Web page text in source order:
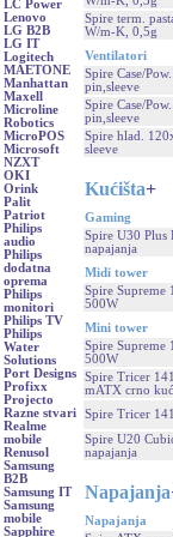
LC Power
Lenovo
LG B2B
LG IT
Logitech
MAETONE
Manhattan
Maxell
Microline
Robotics
MicroPOS
Microsoft
NZXT
OKI
Orink
Palit
Patriot
Philips
audio
Philips
dodatna
oprema
Philips
monitori
Philips TV
Philips
Water
Solutions
Port Designs
Profixx
Projecto
Razne stvari
Realme
mobile
Renusol
Samsung
B2B
Samsung IT
Samsung
mobile
Sapphire
Spire term.
W/m-K, 0,5g
Ventilatori
Spire Case/
pin,sleeve
Spire Case/
pin,sleeve
Spire hlad.
sleeve
Kućišta+
Gaming
Spire U30 Plus
napajanja
Midi tower
Spire Supreme
500W
Mini tower
Spire Supreme
500W
Spire Tricer
mATX crno
Spire Tricer
Spire U20
napajanja
Napajanja
Napajanja